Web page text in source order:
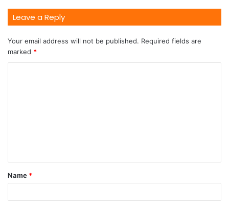
Leave a Reply
Your email address will not be published. Required fields are
marked *
Name *